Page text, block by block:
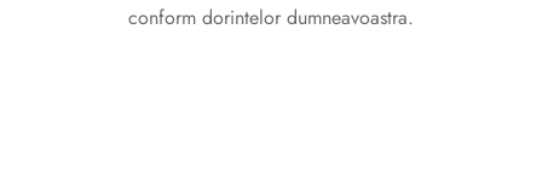
conform dorintelor dumneavoastra.